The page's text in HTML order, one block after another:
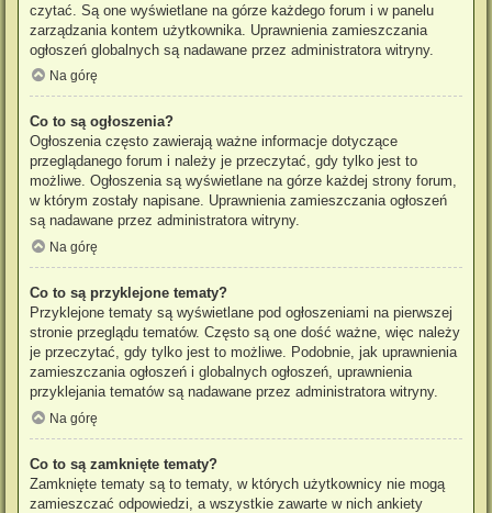
czytać. Są one wyświetlane na górze każdego forum i w panelu
zarządzania kontem użytkownika. Uprawnienia zamieszczania
ogłoszeń globalnych są nadawane przez administratora witryny.
Na górę
Co to są ogłoszenia?
Ogłoszenia często zawierają ważne informacje dotyczące
przeglądanego forum i należy je przeczytać, gdy tylko jest to
możliwe. Ogłoszenia są wyświetlane na górze każdej strony forum,
w którym zostały napisane. Uprawnienia zamieszczania ogłoszeń
są nadawane przez administratora witryny.
Na górę
Co to są przyklejone tematy?
Przyklejone tematy są wyświetlane pod ogłoszeniami na pierwszej
stronie przeglądu tematów. Często są one dość ważne, więc należy
je przeczytać, gdy tylko jest to możliwe. Podobnie, jak uprawnienia
zamieszczania ogłoszeń i globalnych ogłoszeń, uprawnienia
przyklejania tematów są nadawane przez administratora witryny.
Na górę
Co to są zamknięte tematy?
Zamknięte tematy są to tematy, w których użytkownicy nie mogą
zamieszczać odpowiedzi, a wszystkie zawarte w nich ankiety